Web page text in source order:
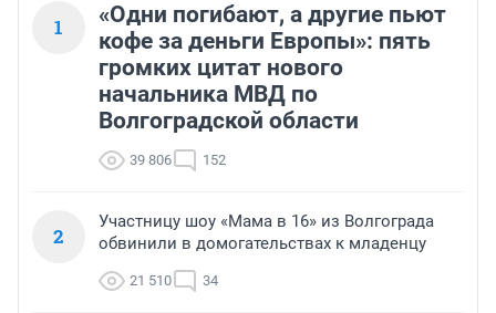
1
«Одни погибают, а другие пьют
кофе за деньги Европы»: пять
громких цитат нового
начальника МВД по
Волгоградской области
39 806 152
2
Участницу шоу «Мама в 16» из Волгограда
обвинили в домогательствах к младенцу
21 510 34